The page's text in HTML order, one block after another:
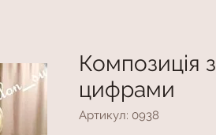
Композиція з
цифрами
Артикул: 0938